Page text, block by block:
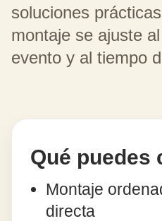
soluciones
montaje se ajuste
evento y al tiempo
Qué puedes
Montaje
directa